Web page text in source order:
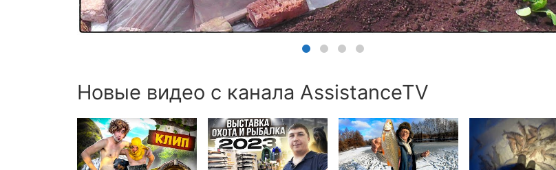
Новые видео с канала AssistanceTV